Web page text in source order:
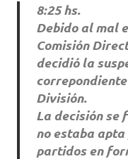
8:25 hs.
Debido al mal
Comisión
decidió la
División.
La decisión se
no estaba
partidos en